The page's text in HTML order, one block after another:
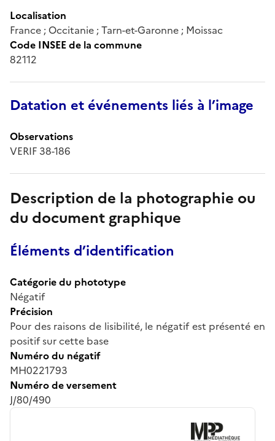
Localisation
France ; Occitanie ; Tarn-et-Garonne ; Moissac
Code INSEE de la commune
82112
Datation et événements liés à l’image
Observations
VERIF 38-186
Description de la photographie ou
du document graphique
Éléments d’identification
Catégorie du phototype
Négatif
Précision
Pour des raisons de lisibilité, le négatif est présenté en
positif sur cette base
Numéro du négatif
MH0221793
Numéro de versement
J/80/490